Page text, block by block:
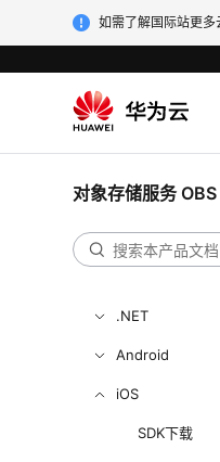
如需了解国际站更多
对象存储服务 OBS
SDK参考
Java
Python
C
Go
.NET
Android
iOS
SDK下载